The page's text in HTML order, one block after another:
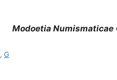
Modoetia
, G